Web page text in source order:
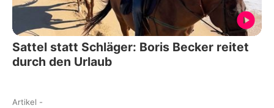
Sattel statt Schläger: Boris Becker reitet
durch den Urlaub
Artikel -